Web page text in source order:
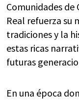
Comunidades de
Real refuerza su
tradiciones y la
estas ricas
futuras
En una época